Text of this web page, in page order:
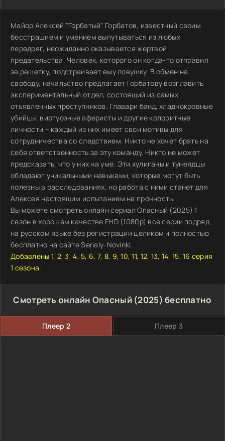
Майор Алексей "Горбатый" Горбатов, известный своим
бесстрашием и умением выпутываться из любых
передряг, неожиданно оказывается жертвой
предательства. Человек, которого он когда-то отправил
за решетку, подстраивает ему ловушку. В обмен на
свободу, начальство предлагает Горбатову возглавить
экспериментальный отдел, состоящий из самых
отъявленных преступников. Главари банд, хладнокровные
убийцы, виртуозные аферисты и другие колоритные
личности – каждый из них имеет свои мотивы для
сотрудничества со следствием. Никто не хочет брать на
себя ответственность за эту команду. Никто не может
предсказать, что у них на уме. Эти хулиганы и тунеядцы
обладают уникальными навыками, которые могут быть
полезны в расследованиях, но работа с ними станет для
Алексея настоящим испытанием на прочность.
Вы можете смотреть онлайн сериал Опасный (2025) 1
сезон в хорошем качестве FHD (1080p) все серии подряд
на русском языке без регистрации целиком и полностью
бесплатно на сайте Serialy-Novinki.
Добавлены 1, 2, 3, 4, 5, 6, 7, 8, 9, 10, 11, 12, 13, 14, 15, 16 серия
1 сезона.
Смотреть онлайн Опасный (2025) бесплатно
Плеер 2 Плеер 3